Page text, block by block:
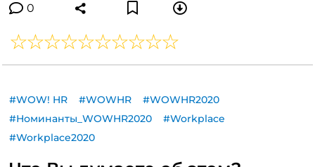
0
#WOW! HR #WOWHR
#WOWHR2020
#Номинанты_WOWHR2020
#Workplace
#Workplace2020